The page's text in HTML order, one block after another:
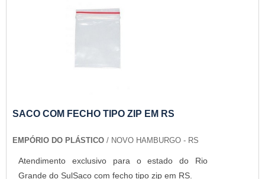
SACO COM FECHO TIPO ZIP EM RS
EMPÓRIO DO PLÁSTICO / NOVO HAMBURGO - RS
Atendimento exclusivo para o estado do Rio
Grande do SulSaco com fecho tipo zip em RS.